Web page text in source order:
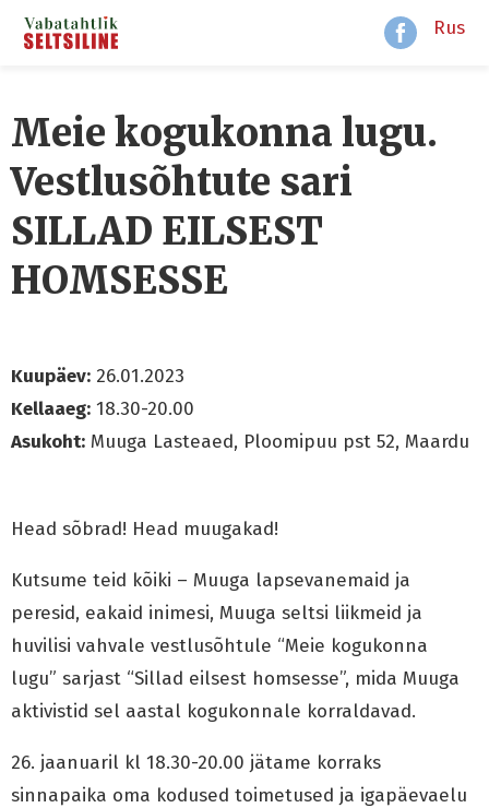
Rus
Meie kogukonna lugu.
Vestlusõhtute sari
SILLAD EILSEST
HOMSESSE
Kuupäev: 26.01.2023
Kellaaeg: 18.30-20.00
Asukoht: Muuga Lasteaed, Ploomipuu pst 52, Maardu
Head sõbrad! Head muugakad!
Kutsume teid kõiki – Muuga lapsevanemaid ja
peresid, eakaid inimesi, Muuga seltsi liikmeid ja
huvilisi vahvale vestlusõhtule “Meie kogukonna
lugu” sarjast “Sillad eilsest homsesse”, mida Muuga
aktivistid sel aastal kogukonnale korraldavad.
26. jaanuaril kl 18.30-20.00 jätame korraks
sinnapaika oma kodused toimetused ja igapäevaelu